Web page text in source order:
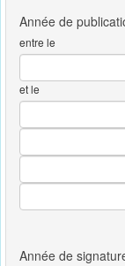
entre le
et le